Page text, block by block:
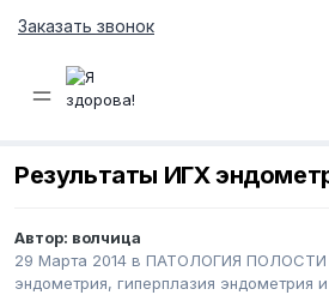
Заказать звонок
Результаты ИГХ
Автор: волчица
29 Марта 2014 в ПАТОЛОГИЯ ПОЛОСТИ
эндометрия, гиперплазия эндометрия и